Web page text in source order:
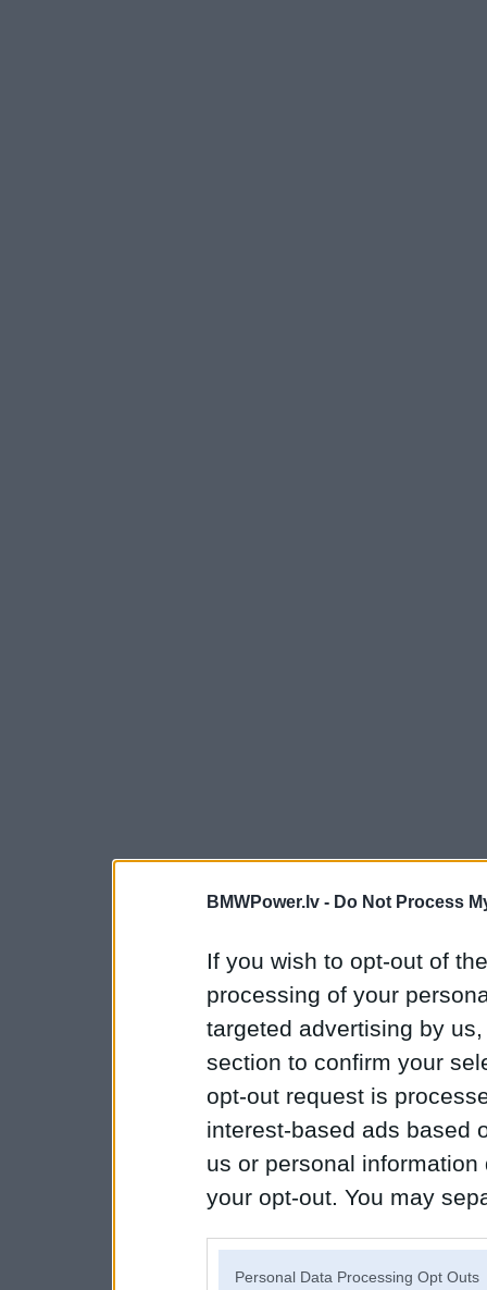
BMWPower.lv - Do Not Process
If you wish to opt-out of
processing of your
targeted advertising by
section to confirm your
opt-out request is
interest-based ads based
us or personal
your opt-out. You may
Personal Data Processing Opt Outs